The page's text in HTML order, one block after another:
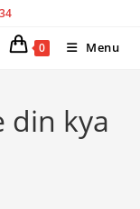
0 Menu
din kya